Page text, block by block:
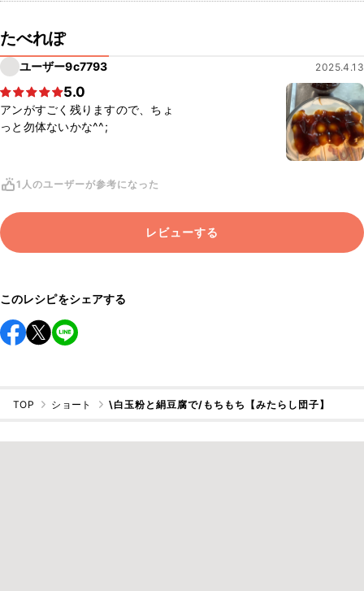
たべれぽ
ユーザー9c7793 2025.4.13
5.0
アンがすごく残りますので、ちょ
っと勿体ないかな^^;
1人のユーザーが参考になった
レビューする
このレシピをシェアする
TOP ショート \白玉粉と絹豆腐で/もちもち【みたらし団子】